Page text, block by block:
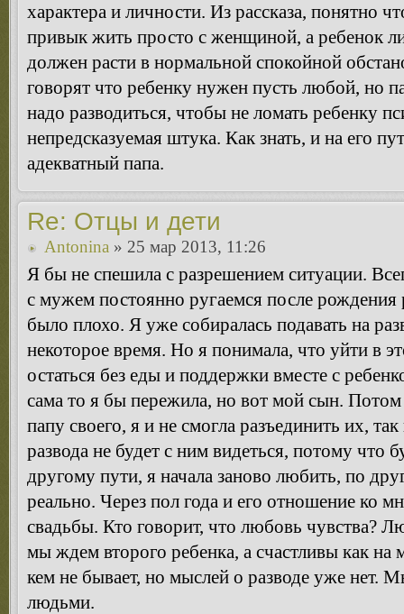
характера и личности. Из рассказа, понятно
привык жить просто с женщиной, а ребенок
должен расти в нормальной спокойной
говорят что ребенку нужен пусть любой, но
надо разводиться, чтобы не ломать ребенку
непредсказуемая штука. Как знать, и на его
адекватный папа.
Re: Отцы и дети
Antonina » 25 мар 2013, 11:26
Я бы не спешила с разрешением ситуации.
с мужем постоянно ругаемся после рождения
было плохо. Я уже собиралась подавать на
некоторое время. Но я понимала, что уйти в
остаться без еды и поддержки вместе с
сама то я бы пережила, но вот мой сын.
папу своего, я и не смогла разъединить их,
развода не будет с ним видеться, потому что
другому пути, я начала заново любить, по
реально. Через пол года и его отношение ко
свадьбы. Кто говорит, что любовь чувства?
мы ждем второго ребенка, а счастливы как
кем не бывает, но мыслей о разводе уже нет.
людьми.